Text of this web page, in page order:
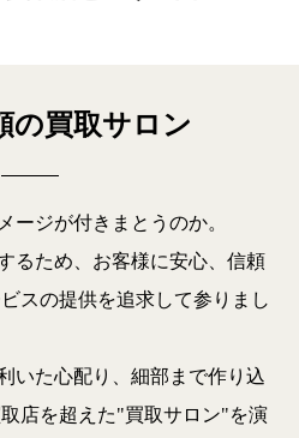
の買取サロン
ージが付きまとうのか。
るため、お客様に安心、信頼
スの提供を追求して参りまし
いた心配り、細部まで作り込
店を超えた"買取サロン"を演